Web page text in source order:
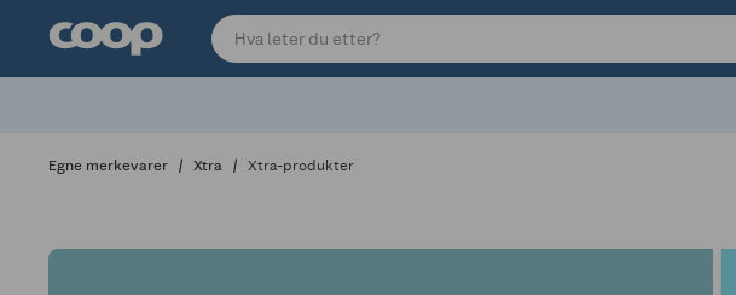
Egne merkevarer Xtra Xtra-produkter